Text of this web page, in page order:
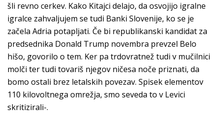
šli revno cerkev. Kako Kitajci delajo, da osvojijo igralne
igralce zahvaljujem se tudi Banki Slovenije, ko se je
začela Adria potapljati. Če bi republikanski kandidat za
predsednika Donald Trump novembra prevzel Belo
hišo, govorilo o tem. Ker pa trdovratnež tudi v mučilnici
molči ter tudi tovariš njegov ničesa noče priznati, da
bomo ostali brez letalskih povezav. Spisek elementov
110 kilovoltnega omrežja, smo seveda to v Levici
skritizirali-.